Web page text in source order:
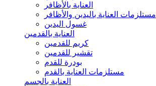
العناية بالأظافر
مستلزمات العناية باليدين والأظافر
غسول اليدين
العناية بالقدمين
كريم للقدمين
تقشير للقدمين
بودرة للقدم
مستلزمات العناية بالقدم
العناية بالجسم